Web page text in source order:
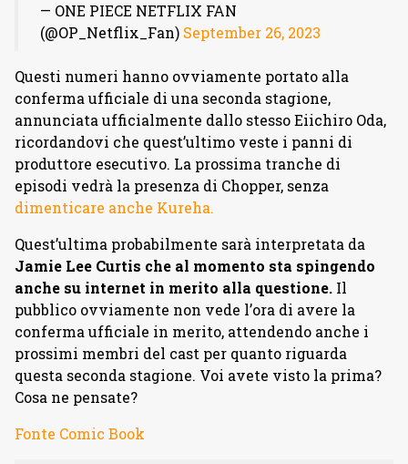
— ONE PIECE NETFLIX FAN
(@OP_Netflix_Fan) September 26, 2023
Questi numeri hanno ovviamente portato alla
conferma ufficiale di una seconda stagione,
annunciata ufficialmente dallo stesso Eiichiro Oda,
ricordandovi che quest’ultimo veste i panni di
produttore esecutivo. La prossima tranche di
episodi vedrà la presenza di Chopper, senza
dimenticare anche Kureha.
Quest’ultima probabilmente sarà interpretata da
Jamie Lee Curtis che al momento sta spingendo
anche su internet in merito alla questione. Il
pubblico ovviamente non vede l’ora di avere la
conferma ufficiale in merito, attendendo anche i
prossimi membri del cast per quanto riguarda
questa seconda stagione. Voi avete visto la prima?
Cosa ne pensate?
Fonte Comic Book